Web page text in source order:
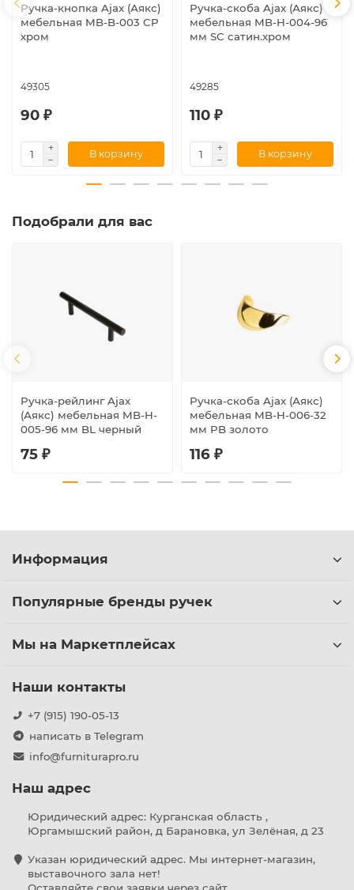
Ручка-кнопка Ajax (Аякс)
мебельная MB-B-003 CP
хром
49305
90 ₽
В корзину
Ручка-скоба Ajax (Аякс)
мебельная MB-H-004-96
мм SC сатин.хром
49285
110 ₽
В корзину
Подобрали для вас
Ручка-рейлинг Ajax
(Аякс) мебельная MB-H-
005-96 мм BL черный
75 ₽
Ручка-скоба Ajax (Аякс)
мебельная MB-H-006-32
мм PB золото
116 ₽
Информация
Популярные бренды ручек
Мы на Маркетплейсах
Наши контакты
+7 (915) 190-05-13
написать в Telegram
info@furniturapro.ru
Наш адрес
Юридический адрес: Курганская область ,
Юргамышский район, д Барановка, ул Зелёная, д 23
Указан юридический адрес. Мы интернет-магазин,
выставочного зала нет!